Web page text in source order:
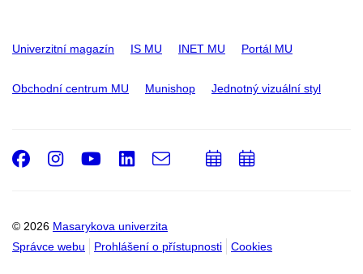
Univerzitní magazín IS MU INET MU Portál MU
Obchodní centrum MU Munishop Jednotný vizuální styl
© 2026 Masarykova univerzita
Správce webu
Prohlášení o přístupnosti Cookies
Facebook
Instagram
Youtube
LinkedIn
e-
PřidatPřidat